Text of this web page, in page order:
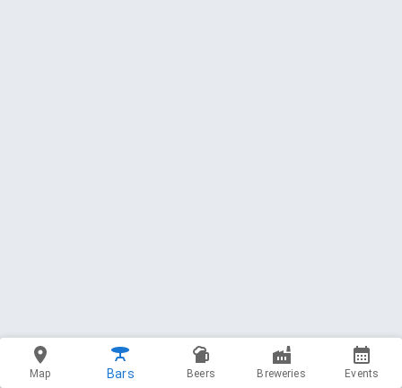
Map Bars Beers Breweries Events